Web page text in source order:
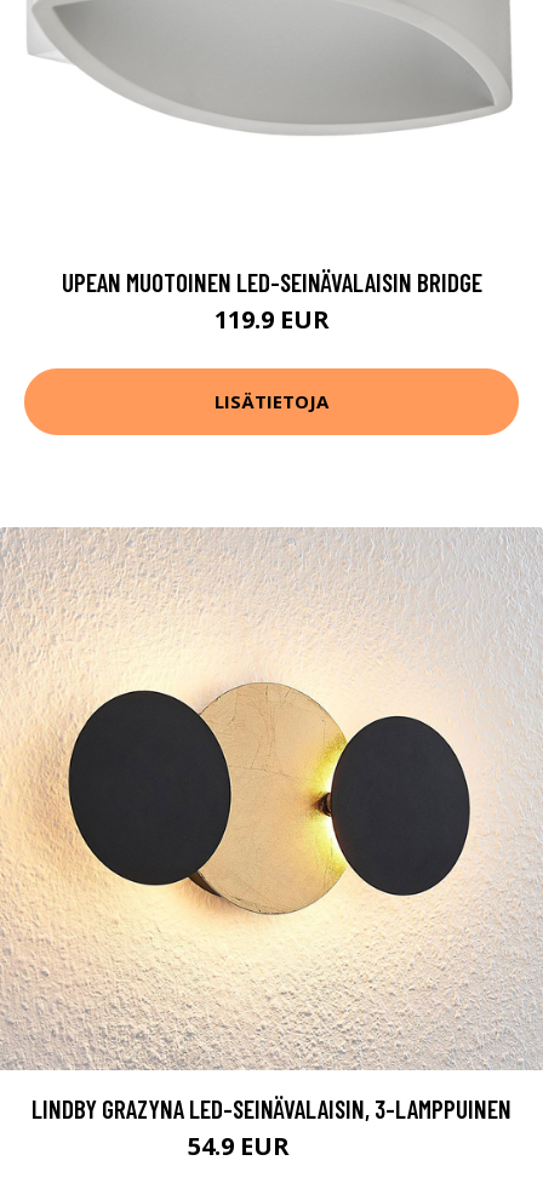
UPEAN MUOTOINEN LED-SEINÄVALAISIN BRIDGE
119.9 EUR
LISÄTIETOJA
LINDBY GRAZYNA LED-SEINÄVALAISIN, 3-LAMPPUINEN
54.9 EUR